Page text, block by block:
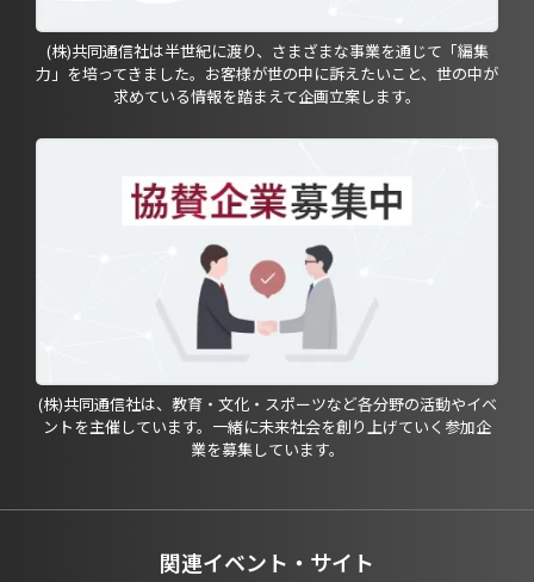
(株)共同通信社は半世紀に渡り、さまざまな事業を通じて「編集
力」を培ってきました。お客様が世の中に訴えたいこと、世の中が
求めている情報を踏まえて企画立案します。
(株)共同通信社は、教育・文化・スポーツなど各分野の活動やイベ
ントを主催しています。一緒に未来社会を創り上げていく参加企
業を募集しています。
関連イベント・サイト